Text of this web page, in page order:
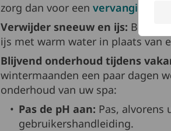
zorg dan voor een
Verwijder sneeuw en ijs: Borstel
ijs met warm water in plaats van
Blijvend onderhoud tijdens
wintermaanden een paar dagen
onderhoud van uw spa:
Pas de pH aan: Pas, alvorens
gebruikershandleiding.